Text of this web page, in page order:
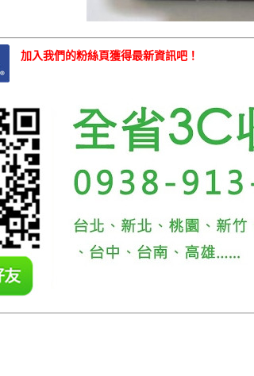
加入我們的粉絲頁獲得最新資訊吧！